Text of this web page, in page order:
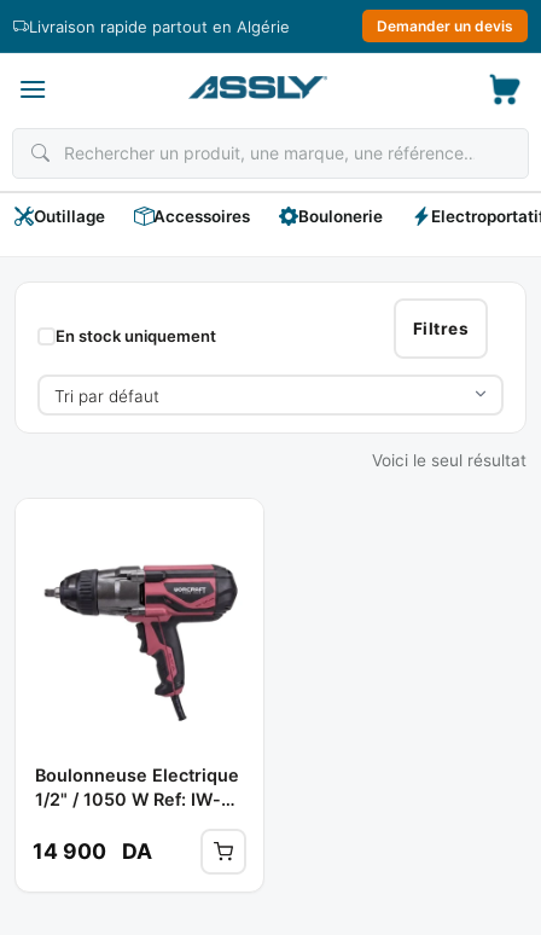
Livraison rapide partout en Algérie Demander un devis
Outillage Accessoires Boulonerie
WORCRAFT
Filtres
En stock uniquement
Voici le seul résultat
Boulonneuse Electrique
1/2" / 1050 W Ref: IW-
14 900 DA